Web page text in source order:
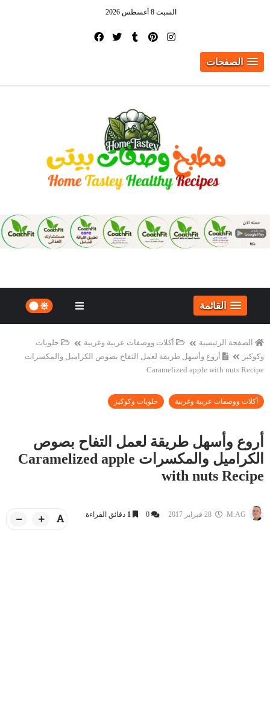
السبت 8 أغسطس 2026
الصفحات
القائمة
الصفحة الرئيسية أكلات ووصفات عربية وغربية
حلويات
وكوكيز
أروع وأسهل طريقة لعمل التفاح بصوص الكراميل والمكسرات
Caramelized apple with nuts Recipe
أكلات ووصفات عربية وغربية حلويات وكوكيز
أروع وأسهل طريقة لعمل التفاح بصوص
الكراميل والمكسرات Caramelized apple
with nuts Recipe
M.AG
0
1 دقائق القراءة